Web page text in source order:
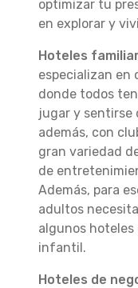
optimizar tu
en explorar y
Hoteles
especializan en
donde todos
jugar y sentirse
además, con
gran variedad
de
Además, para
adultos
algunos
infantil.
Hoteles de